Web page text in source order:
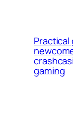
gaming